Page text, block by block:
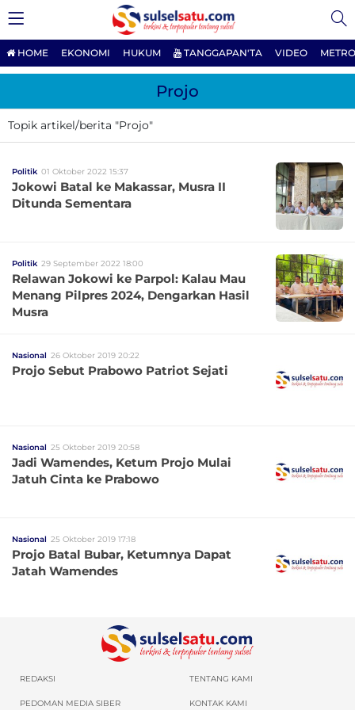
HOME EKONOMI HUKUM TANGGAPAN'TA VIDEO
Projo
Topik artikel/berita "Projo"
Politik 01 Oktober 2022 15:37
Jokowi Batal ke Makassar, Musra II
Ditunda Sementara
Politik 29 September 2022 18:00
Relawan Jokowi ke Parpol: Kalau Mau
Menang Pilpres 2024, Dengarkan Hasil
Musra
Nasional 26 Oktober 2019 20:22
Projo Sebut Prabowo Patriot Sejati
Nasional 25 Oktober 2019 20:58
Jadi Wamendes, Ketum Projo Mulai
Jatuh Cinta ke Prabowo
Nasional 25 Oktober 2019 17:18
Projo Batal Bubar, Ketumnya Dapat
Jatah Wamendes
REDAKSI TENTANG KAMI
PEDOMAN MEDIA SIBER KONTAK KAMI